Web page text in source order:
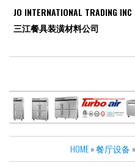
JO INTERNATIONAL TRADING INC
三江餐具装潢材料公司
HOME»餐厅设备 »